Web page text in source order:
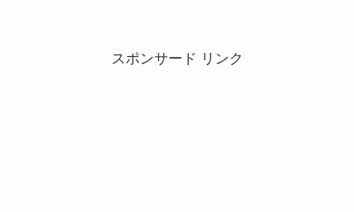
スポンサード リンク